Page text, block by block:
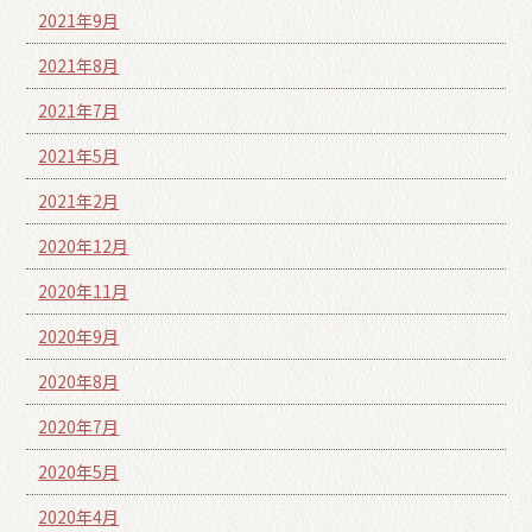
2021年9月
2021年8月
2021年7月
2021年5月
2021年2月
2020年12月
2020年11月
2020年9月
2020年8月
2020年7月
2020年5月
2020年4月